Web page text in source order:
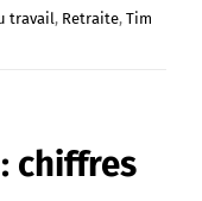
travail, Retraite, Tim
chiffres